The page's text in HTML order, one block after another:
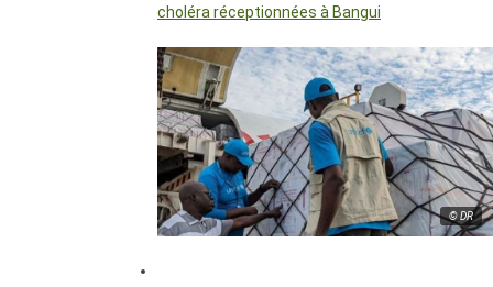
choléra réceptionnées à Bangui
© DR